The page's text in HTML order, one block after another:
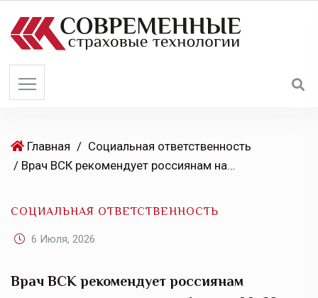
Главная / Социальная ответственность
/ Врач ВСК рекомендует россиянам находиться на солнце не больше 20-60 минут в зависимости от фототипа кожи, сметана от ожогов – под запретом
СОЦИАЛЬНАЯ ОТВЕТСТВЕННОСТЬ
6 Июля, 2026
Врач ВСК рекомендует россиянам